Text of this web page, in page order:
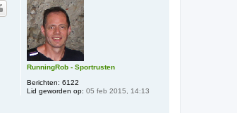
RunningRob - Sportrusten
Berichten: 6122
Lid geworden op: 05 feb 2015, 14:13